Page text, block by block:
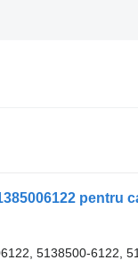
pentru
5138500-6122,